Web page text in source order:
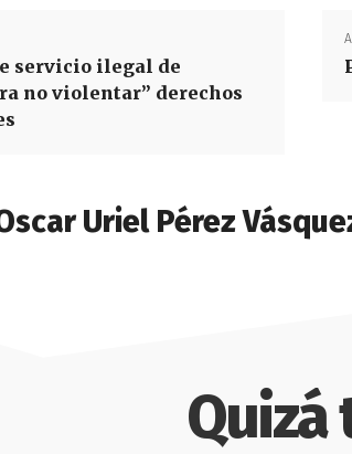
servicio ilegal de
no violentar” derechos
Uriel Pérez
Quizá